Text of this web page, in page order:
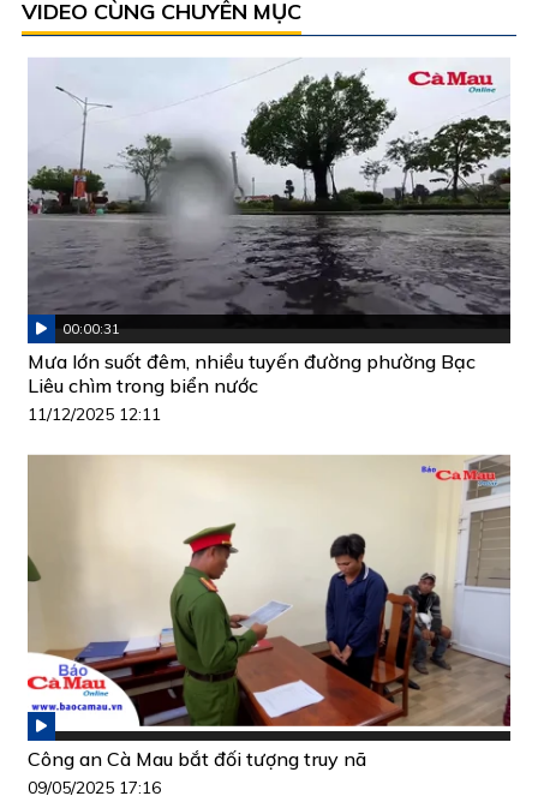
VIDEO CÙNG CHUYÊN MỤC
00:00:31
Mưa lớn suốt đêm, nhiều tuyến đường phường Bạc
Liêu chìm trong biển nước
11/12/2025 12:11
Công an Cà Mau bắt đối tượng truy nã
09/05/2025 17:16